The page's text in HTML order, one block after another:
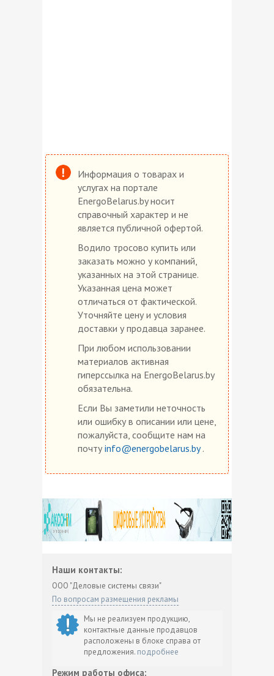
Информация о товарах и
услугах на портале
EnergoBelarus.by носит
справочный характер и не
является публичной офертой.
Водило тросово купить или
заказать можно у компаний,
указанных на этой странице.
Указанная цена может
отличаться от фактической.
Уточняйте цену и условия
доставки у продавца заранее.
При любом использовании
материалов активная
гиперссылка на EnergoBelarus.by
обязательна.
Если Вы заметили неточность
или ошибку в описании или цене,
пожалуйста, сообщите нам на
почту info@energobelarus.by.
Наши контакты:
ООО "Деловые системы связи"
По вопросам размещения рекламы
Мы не реализуем продукцию,
контактные данные продавцов
расположены в блоке справа от
предложения. подробнее
Режим работы офиса: